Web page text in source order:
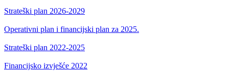
Strateški plan 2026-2029
Operativni plan i financijski plan za 2025.
Strateški plan 2022-2025
Financijsko izvješće 2022